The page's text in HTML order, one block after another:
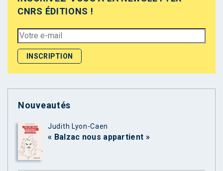
CNRS ÉDITIONS !
Nouveautés
Judith Lyon-Caen
« Balzac nous appartient »